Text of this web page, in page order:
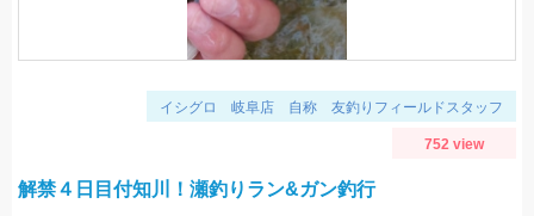
イシグロ 岐阜店 自称 友釣りフィールドスタッフ
752 view
解禁４日目付知川！瀬釣りラン&ガン釣行